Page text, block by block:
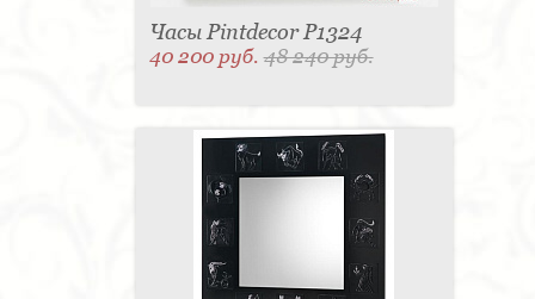
Часы Pintdecor P1324
40 200 руб.48 240 руб.